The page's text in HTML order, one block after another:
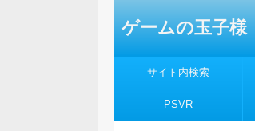
ゲームの玉子様
サイト内検索
PSVR